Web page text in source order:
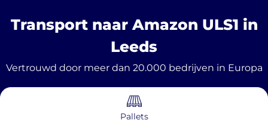
Transport naar Amazon ULS1 in
Leeds
Vertrouwd door meer dan 20.000 bedrijven in Europa
Pallets